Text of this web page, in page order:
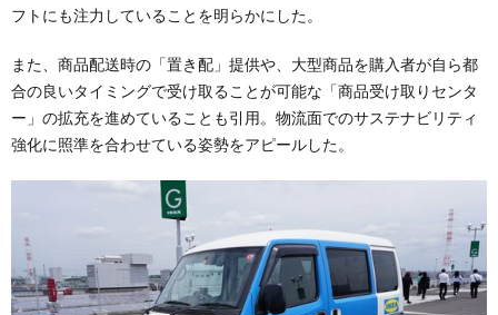
フトにも注力していることを明らかにした。
また、商品配送時の「置き配」提供や、大型商品を購入者が自ら都
合の良いタイミングで受け取ることが可能な「商品受け取りセンタ
ー」の拡充を進めていることも引用。物流面でのサステナビリティ
強化に照準を合わせている姿勢をアピールした。